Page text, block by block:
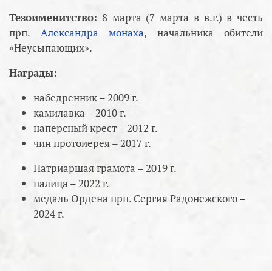
Тезоименитство: 8 марта (7 марта в в.г.) в честь
прп. Александра монаха, начальника обители
«Неусыпающих».
Награды:
набедренник – 2009 г.
камилавка – 2010 г.
наперсный крест – 2012 г.
чин протоиерея – 2017 г.
Патриаршая грамота – 2019 г.
палица – 2022 г.
медаль Ордена прп. Сергия Радонежского –
2024 г.